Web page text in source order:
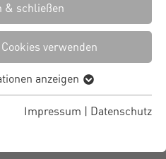
& schließen
verwenden
anzeigen
Impressum | Datenschutz